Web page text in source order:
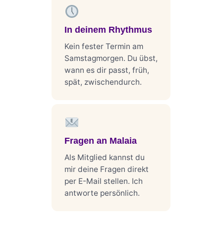
In deinem Rhythmus
Kein fester Termin am
Samstagmorgen. Du übst,
wann es dir passt, früh,
spät, zwischendurch.
Fragen an Malaia
Als Mitglied kannst du
mir deine Fragen direkt
per E-Mail stellen. Ich
antworte persönlich.